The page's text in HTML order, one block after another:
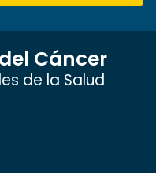
Cáncer
de la Salud